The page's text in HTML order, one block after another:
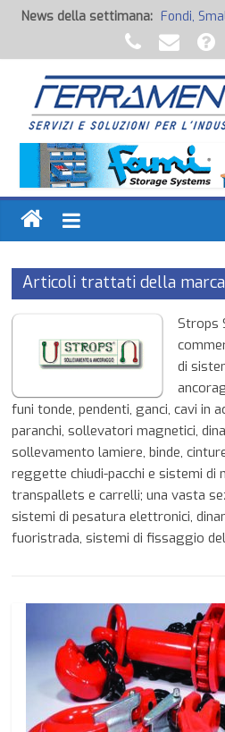
News della settimana: Fondi,
Potenza
Ancoraggi
Articoli trattati della
Strops
di
funi tonde, pendenti, ganci, cavi in
paranchi, sollevatori magnetici,
sollevamento lamiere, binde,
reggette chiudi-pacchi e sistemi di
transpallets e carrelli; una vasta
sistemi di pesatura elettronici,
fuoristrada, sistemi di fissaggio